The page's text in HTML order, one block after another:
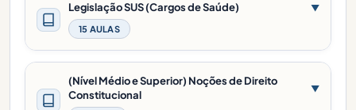
Legislação SUS (Cargos de Saúde)
15 AULAS
▼
(Nível Médio e Superior) Noções de Direito
Constitucional
▼